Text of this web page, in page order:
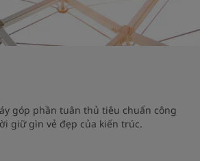
góp phần tuân thủ tiêu chuẩn công
giữ gìn vẻ đẹp của kiến trúc.